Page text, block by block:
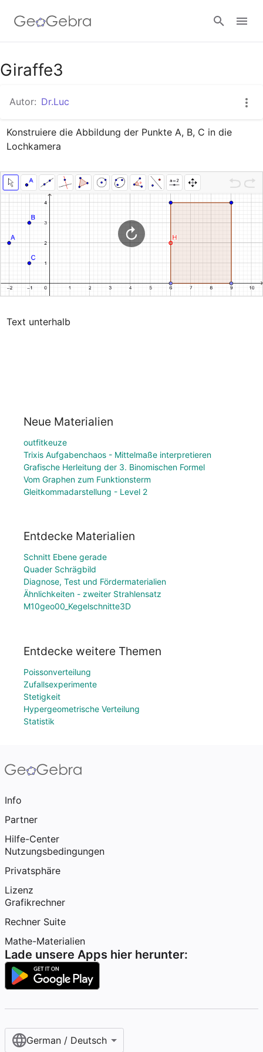
Google Classroom
GeoGebra Classroom
Giraffe3
Autor: Dr.Luc
Konstruiere die Abbildung der Punkte A, B, C in die
Lochkamera
Text unterhalb
Neue Materialien
outfitkeuze
Trixis Aufgabenchaos - Mittelmaße interpretieren
Grafische Herleitung der 3. Binomischen Formel
Vom Graphen zum Funktionsterm
Gleitkommadarstellung - Level 2
Entdecke Materialien
Schnitt Ebene gerade
Quader Schrägbild
Diagnose, Test und Fördermaterialien
Ähnlichkeiten - zweiter Strahlensatz
M10geo00_Kegelschnitte3D
Entdecke weitere Themen
Poissonverteilung
Zufallsexperimente
Stetigkeit
Hypergeometrische Verteilung
Statistik
Info
Partner
Hilfe-Center
Nutzungsbedingungen
Privatsphäre
Lizenz
Grafikrechner
Rechner Suite
Mathe-Materialien
Lade unsere Apps hier herunter:
German / Deutsch